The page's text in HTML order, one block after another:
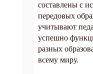
составлены с
передовых
учитывают
успешно
разных
всему миру.